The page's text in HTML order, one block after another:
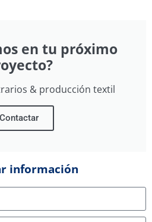
en tu próximo
& producción textil
Contactar
información